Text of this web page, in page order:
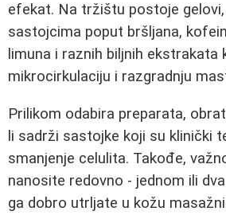
efekat. Na tržištu postoje
sastojcima poput bršljana,
limuna i raznih biljnih ekstrakata
mikrocirkulaciju i razgradnju
Prilikom odabira preparata,
li sadrži sastojke koji su klinički
smanjenje celulita. Takođe,
nanosite redovno - jednom ili
ga dobro utrljate u kožu